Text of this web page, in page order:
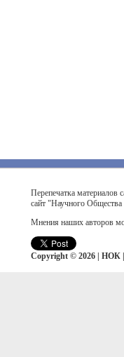
Перепечатка материалов
сайт "Научного
Мнения наших авторов
Copyright © 2026 | НОК